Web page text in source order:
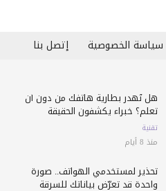
سياسة الخصوصية إتصل بنا
هل تُهدر بطارية هاتفك من دون أن
تعلم؟ خبراء يكشفون الحقيقة
تقنية
منذ 8 أيام
تحذير لمستخدمي الهواتف.. صورة
واحدة قد تعرّض بياناتك للسرقة